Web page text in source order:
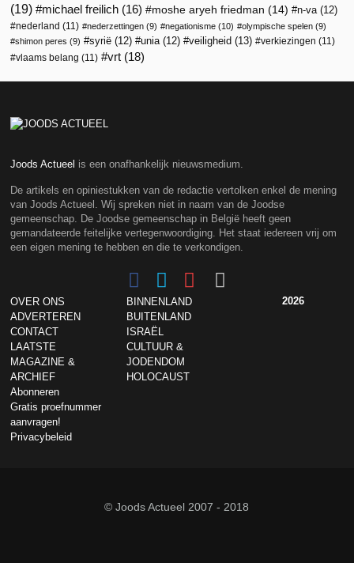
(19)
michael freilich (16) moshe aryeh friedman (14) n-va (12)
nederland (11) nederzettingen (9) negationisme (10) olympische spelen (9)
shimon peres (9) syrië (12) unia (12) veiligheid (13) verkiezingen (11)
vlaams belang (11) vrt (18)
Joods Actueel is een onafhankelijk nieuwsmedium.
De artikels en opiniestukken van de redactie vertolken enkel de mening
van Joods Actueel. Wij spreken niet in naam van de Joodse
gemeenschap. De Joodse gemeenschap in België heeft geen
gemandateerde feitelijke vertegenwoordiging. Het staat iedereen vrij om
een eigen mening te hebben en die te verkondigen.
OVER ONS
ADVERTEREN
CONTACT
LAATSTE
MAGAZINE &
ARCHIEF
Abonneren
Gratis proefnummer
aanvragen!
Privacybeleid
BINNENLAND
BUITENLAND
ISRAËL
CULTUUR &
JODENDOM
HOLOCAUST
2026
© Joods Actueel 2007 - 2018